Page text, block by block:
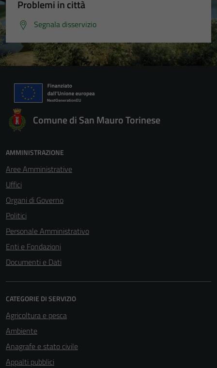
Problemi in città
Segnala disservizio
Comune di San Mauro Torinese
AMMINISTRAZIONE
Aree Amministrative
Uffici
Organi di Governo
Politici
Personale Amministrativo
Enti e Fondazioni
Documenti e Dati
CATEGORIE DI SERVIZIO
Agricoltura e pesca
Ambiente
Anagrafe e stato civile
Appalti pubblici